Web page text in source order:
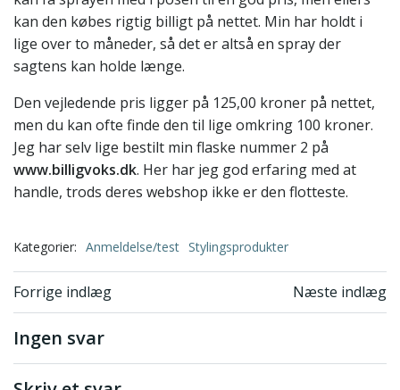
kan den købes rigtig billigt på nettet. Min har holdt i
lige over to måneder, så det er altså en spray der
sagtens kan holde længe.
Den vejledende pris ligger på 125,00 kroner på nettet,
men du kan ofte finde den til lige omkring 100 kroner.
Jeg har selv lige bestilt min flaske nummer 2 på
www.billigvoks.dk. Her har jeg god erfaring med at
handle, trods deres webshop ikke er den flotteste.
Kategorier: Anmeldelse/test Stylingsprodukter
Indlægsnavigation
Forrige indlæg Næste indlæg
Ingen svar